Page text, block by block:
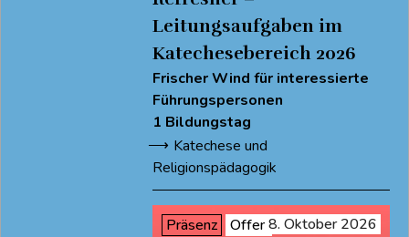
Leitungsaufgaben im
Katechesebereich 2026
Frischer Wind für interessierte
Führungspersonen
1 Bildungstag
Katechese und
Religionspädagogik
Präsenz Offen8. Oktober 2026